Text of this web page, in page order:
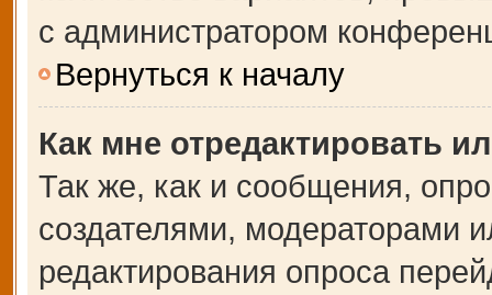
с администратором
Вернуться к началу
Как мне отредактировать
Так же, как и сообщения,
создателями, модераторами
редактирования опроса